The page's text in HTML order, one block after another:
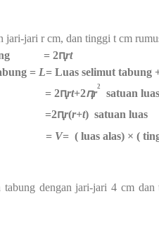
jari-jari r cm, dan tinggi t cm
= 2ԥrt
= L= Luas selimut tabung
= 2ԥrt+2ԥr
2
satuan luas
=2ԥr(r+t) satuan luas
= V= ( luas alas) × (
dengan jari-jari 4 cm